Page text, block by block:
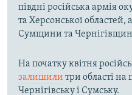
півдні російська армія
та Херсонської областей,
Сумщини та
На початку квітня
залишили три області на
Чернігівську і Сумську.